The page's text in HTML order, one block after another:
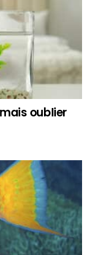
oublier